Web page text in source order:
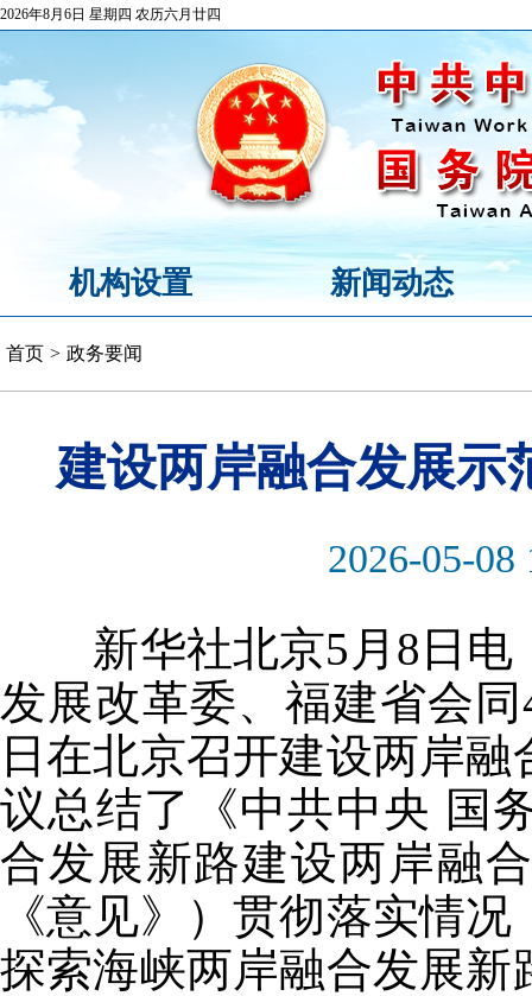
2026年8月6日 星期四 农历六月廿四
机构设置 新闻动态
首页 > 政务要闻
建设两岸融合发展示
2026-05-08
新华社北京5月8日电
发展改革委、福建省会
日在北京召开建设两岸
议总结了《中共中央 国
合发展新路建设两岸融
《意见》）贯彻落实情
探索海峡两岸融合发展